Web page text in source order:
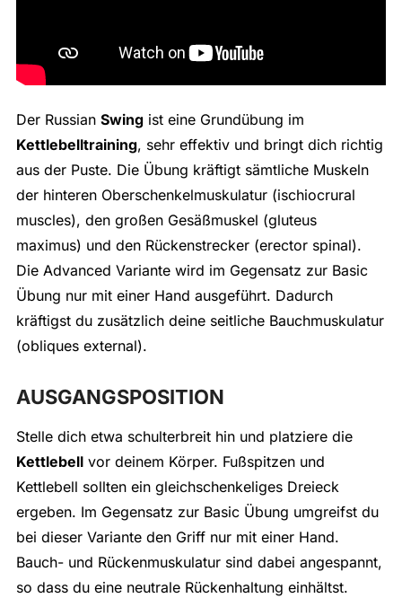
Der Russian Swingist eine Grundübung im
Kettlebelltraining, sehr effektiv und bringt dich richtig
aus der Puste. Die Übung kräftigt sämtliche Muskeln
der hinteren Oberschenkelmuskulatur (ischiocrural
muscles), den großen Gesäßmuskel (gluteus
maximus) und den Rückenstrecker (erector spinal).
Die Advanced Variante wird im Gegensatz zur Basic
Übung nur mit einer Hand ausgeführt. Dadurch
kräftigst du zusätzlich deine seitliche Bauchmuskulatur
(obliques external).
AUSGANGSPOSITION
Stelle dich etwa schulterbreit hin und platziere die
Kettlebellvor deinem Körper. Fußspitzen und
Kettlebell sollten ein gleichschenkeliges Dreieck
ergeben. Im Gegensatz zur Basic Übung umgreifst du
bei dieser Variante den Griff nur mit einer Hand.
Bauch- und Rückenmuskulatur sind dabei angespannt,
so dass du eine neutrale Rückenhaltung einhältst.